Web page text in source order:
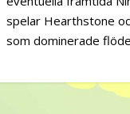
spelar Hearthstone
som dominerade